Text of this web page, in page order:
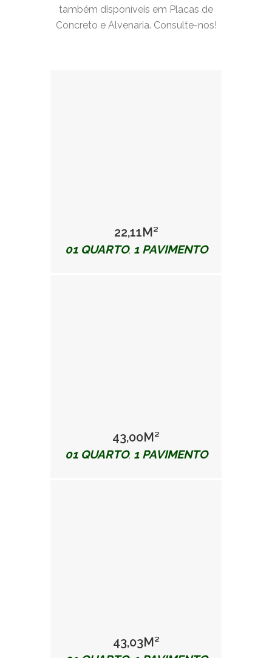
também disponíveis em Placas de
Concreto e Alvenaria. Consulte-nos!
22,11M²
01 QUARTO, 1 PAVIMENTO
43,00M²
01 QUARTO, 1 PAVIMENTO
43,03M²